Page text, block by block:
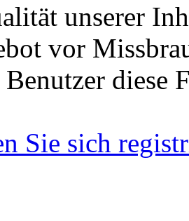
unserer
vor
diese
Sie sich